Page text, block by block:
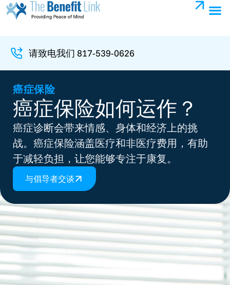
请致电我们 817-539-0626
癌症保险
癌症保险如何运作？
癌症诊断会带来情感、身体和经济上的挑
战。癌症保险涵盖医疗和非医疗费用，有助
于减轻负担，让您能够专注于康复。
与倡导者交谈